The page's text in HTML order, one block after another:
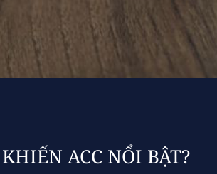
ACC NỔI BẬT?